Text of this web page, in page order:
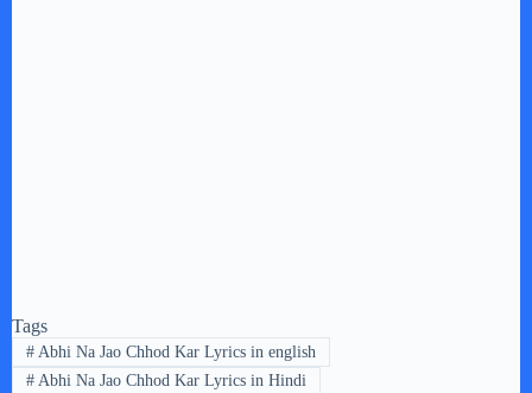
Tags
#Abhi Na Jao Chhod Kar Lyrics in english
#Abhi Na Jao Chhod Kar Lyrics in Hindi